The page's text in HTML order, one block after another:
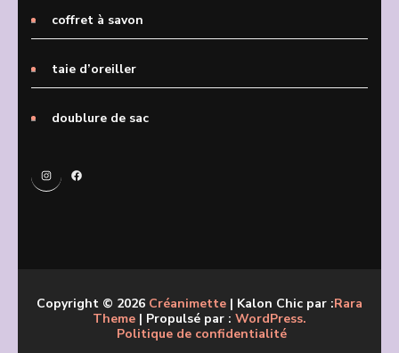
coffret à savon
taie d’oreiller
doublure de sac
InstagramFacebook
Copyright © 2026 Créanimette | Kalon Chic par :Rara
Theme | Propulsé par : WordPress.
Politique de confidentialité